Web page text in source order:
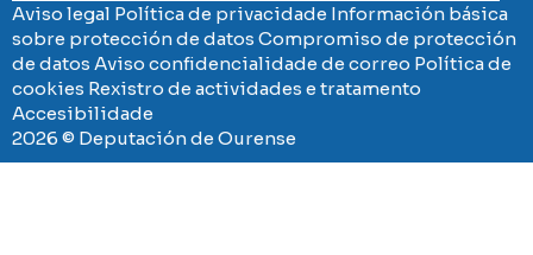
Aviso legal Política de privacidade Información básica
sobre protección de datos Compromiso de protección
de datos Aviso confidencialidade de correo Política de
cookies Rexistro de actividades e tratamento
Accesibilidade
2026 © Deputación de Ourense